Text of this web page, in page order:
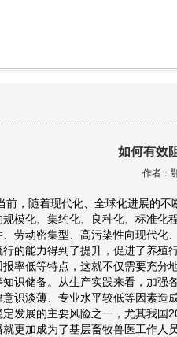
如何有效
作者：
随着现代化、全球化进展的不断
规模化、集约化、良种化、标准化
、劳动密集型、高污染性向现代化
行的能力得到了提升，促进了养殖
报率低等特点，这就不仅需要充分
知识储备。从生产实践来看，加强
意识淡薄、专业水平较低等因素造
定发展的主要风险之一，尤其我国
就更加成为了基层畜牧兽医工作人